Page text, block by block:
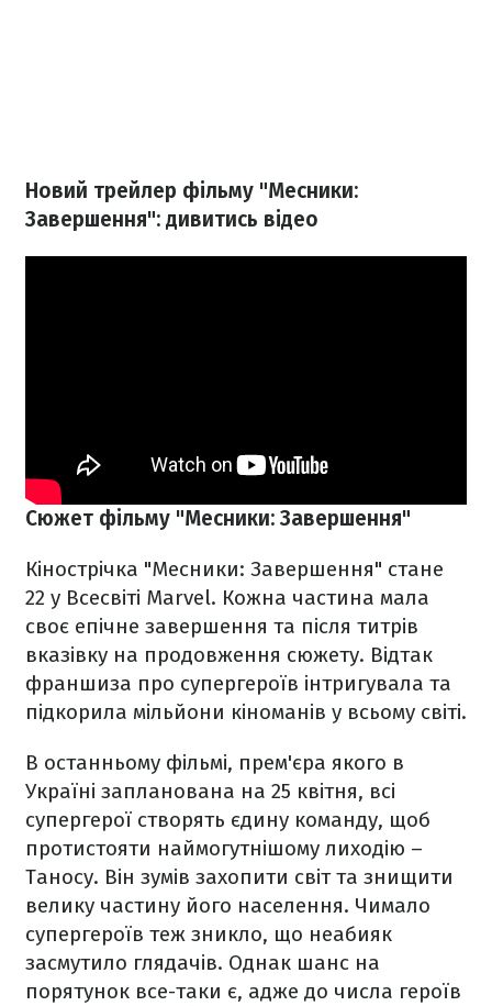
Новий трейлер фільму "Месники:
Завершення": дивитись відео
Сюжет фільму "Месники: Завершення"
Кінострічка "Месники: Завершення" стане
22 у Всесвіті Marvel. Кожна частина мала
своє епічне завершення та після титрів
вказівку на продовження сюжету. Відтак
франшиза про супергероїв інтригувала та
підкорила мільйони кіноманів у всьому світі.
В останньому фільмі, прем'єра якого в
Україні запланована на 25 квітня, всі
супергерої створять єдину команду, щоб
протистояти наймогутнішому лиходію –
Таносу. Він зумів захопити світ та знищити
велику частину його населення. Чимало
супергероїв теж зникло, що неабияк
засмутило глядачів. Однак шанс на
порятунок все-таки є, адже до числа героїв